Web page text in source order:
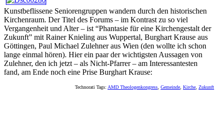
Kunstbeflissene Seniorengruppen wandern durch den historischen
Kirchenraum. Der Titel des Forums – im Kontrast zu so viel
Vergangenheit und Alter – ist “Phantasie für eine Kirchengestalt der
Zukunft” mit Rainer Knieling aus Wuppertal, Burghart Krause aus
Göttingen, Paul Michael Zulehner aus Wien (den wollte ich schon
lange einmal hören). Hier ein paar der wichtigsten Aussagen von
Zulehner, den ich jetzt – als Nicht-Pfarrer – am Interessantesten
fand, am Ende noch eine Prise Burghart Krause:
Technorati Tags: AMD Theologenkongress Gemeinde Kirche Zukunft